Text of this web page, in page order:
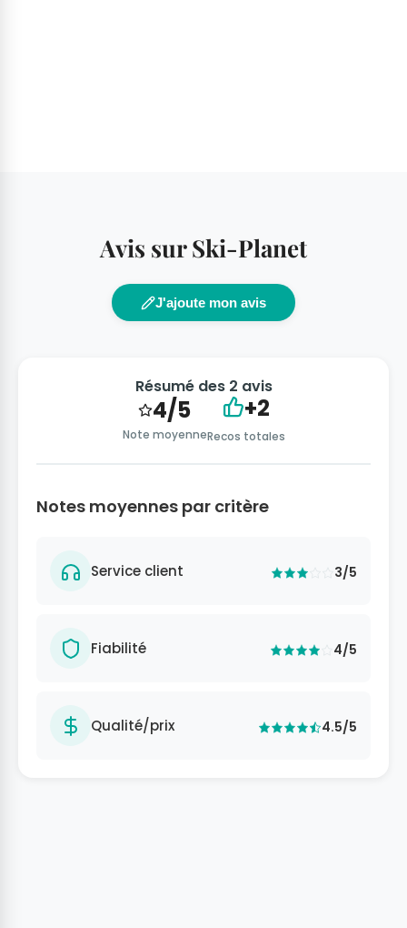
Avis sur Ski-Planet
J'ajoute mon avis
Résumé des 2 avis
4/5
Note moyenne
+2
Recos totales
Notes moyennes par critère
Service client 3/5
Fiabilité 4/5
Qualité/prix 4.5/5